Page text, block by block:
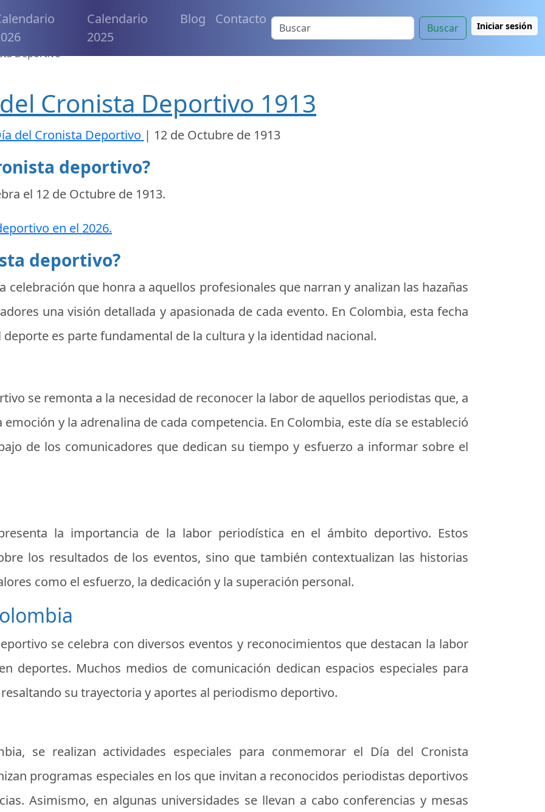
Calendario
2025
Blog Contacto
Buscar Iniciar sesión
Deportivo
Cronista Deportivo 1913
del Cronista Deportivo | 12 de Octubre de 1913
deportivo?
el 12 de Octubre de 1913.
en el 2026.
deportivo?
celebración que honra a aquellos profesionales que narran y analizan las hazañas
una visión detallada y apasionada de cada evento. En Colombia, esta fecha
deporte es parte fundamental de la cultura y la identidad nacional.
se remonta a la necesidad de reconocer la labor de aquellos periodistas que, a
y la adrenalina de cada competencia. En Colombia, este día se estableció
de los comunicadores que dedican su tiempo y esfuerzo a informar sobre el
la importancia de la labor periodística en el ámbito deportivo. Estos
los resultados de los eventos, sino que también contextualizan las historias
como el esfuerzo, la dedicación y la superación personal.
se celebra con diversos eventos y reconocimientos que destacan la labor
deportes. Muchos medios de comunicación dedican espacios especiales para
su trayectoria y aportes al periodismo deportivo.
se realizan actividades especiales para conmemorar el Día del Cronista
programas especiales en los que invitan a reconocidos periodistas deportivos
Asimismo, en algunas universidades se llevan a cabo conferencias y mesas